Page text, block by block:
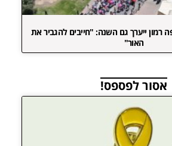
רמון ייערך גם השנה: "חייבים להגביר את
האור"
אסור לפספס!